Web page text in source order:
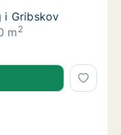
i Gribskov
i Gribskov
m2
Gribskov
i Sindal eller Ålbæk